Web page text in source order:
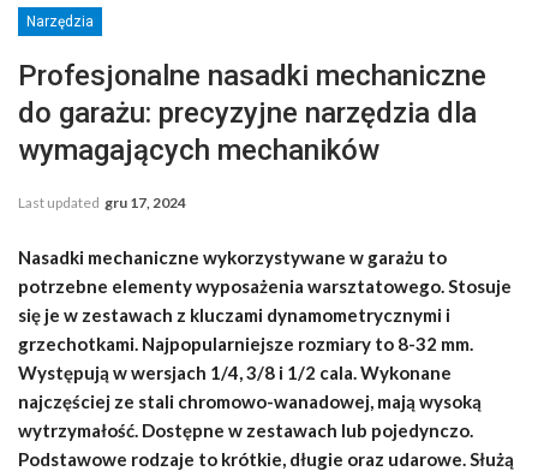
Narzędzia
Profesjonalne nasadki mechaniczne
do garażu: precyzyjne narzędzia dla
wymagających mechaników
Last updated gru 17, 2024
Nasadki mechaniczne wykorzystywane w garażu to
potrzebne elementy wyposażenia warsztatowego. Stosuje
się je w zestawach z kluczami dynamometrycznymi i
grzechotkami. Najpopularniejsze rozmiary to 8-32 mm.
Występują w wersjach 1/4, 3/8 i 1/2 cala. Wykonane
najczęściej ze stali chromowo-wanadowej, mają wysoką
wytrzymałość. Dostępne w zestawach lub pojedynczo.
Podstawowe rodzaje to krótkie, długie oraz udarowe. Służą